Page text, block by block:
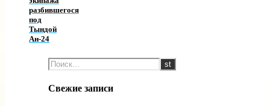
разбившегося
под
Тындой
Ан-24
Свежие записи